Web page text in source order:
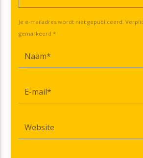
Je e-mailadres wordt niet gepubliceerd.
gemarkeerd *